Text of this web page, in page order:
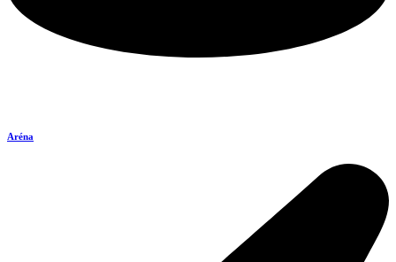
Aréna